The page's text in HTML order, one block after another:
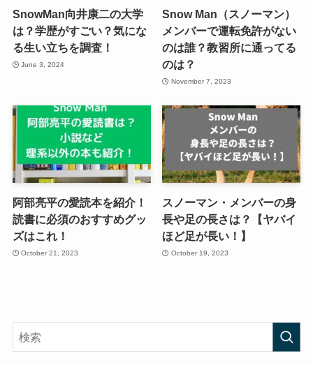
SnowMan向井康二の大学
は？学歴がすごい？気にな
る生い立ちを調査！
June 3, 2024
Snow Man（スノーマン）
メンバーで運転免許がない
のは誰？教習所に通ってる
のは？
November 7, 2023
阿部亮平の愛読本を紹介！
読書に必須のおすすめグッ
ズはこれ！
October 21, 2023
スノーマン・メンバーの身
長や足の長さは？【ヤバイ
ほど足が長い！】
October 19, 2023